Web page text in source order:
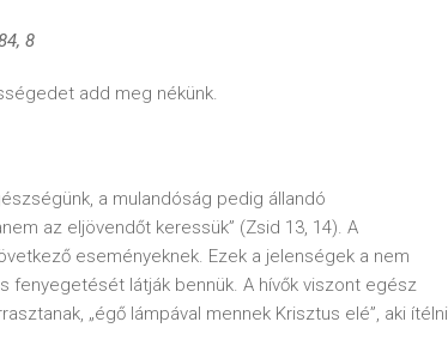
8
add meg nékünk.
a mulandóság pedig állandó
az eljövendőt keressük” (Zsid 13, 14). A
eseményeknek. Ezek a jelenségek a nem
látják bennük. A hívők viszont egész
„égő lámpával mennek Krisztus elé”, aki ítélni